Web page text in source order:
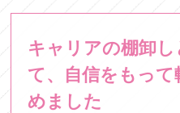
キャリアの棚卸
て、
自信をもって
めました